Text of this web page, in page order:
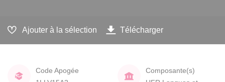
Ajouter à la sélection Télécharger
Code Apogée
Composante(s)